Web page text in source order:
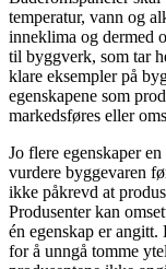
temperatur, vann og
inneklima og dermed
til byggverk, som tar
klare eksempler på
egenskapene som
markedsføres eller
Jo flere egenskaper
vurdere byggevaren
ikke påkrevd at
Produsenter kan
én egenskap er
for å unngå tomme